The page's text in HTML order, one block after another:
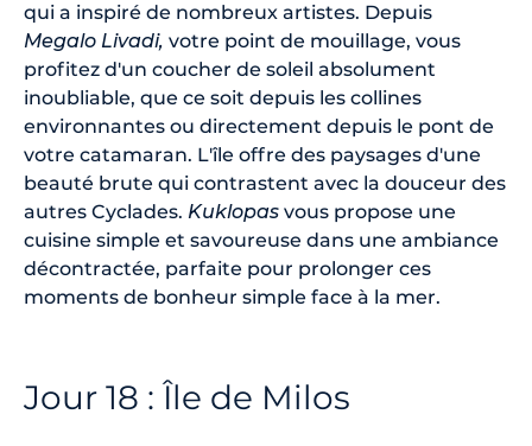
qui a inspiré de nombreux artistes. Depuis
Megalo Livadi, votre point de mouillage, vous
profitez d'un coucher de soleil absolument
inoubliable, que ce soit depuis les collines
environnantes ou directement depuis le pont de
votre catamaran. L'île offre des paysages d'une
beauté brute qui contrastent avec la douceur des
autres Cyclades. Kuklopas vous propose une
cuisine simple et savoureuse dans une ambiance
décontractée, parfaite pour prolonger ces
moments de bonheur simple face à la mer.
Jour 18 : Île de Milos